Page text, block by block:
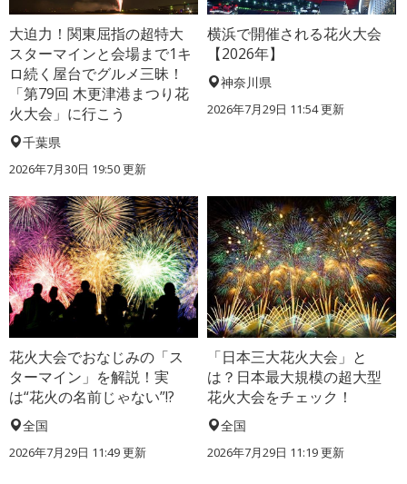
大迫力！関東屈指の超特大
スターマインと会場まで1キ
ロ続く屋台でグルメ三昧！
「第79回 木更津港まつり花
火大会」に行こう
千葉県
2026年7月30日 19:50 更新
横浜で開催される花火大会
【2026年】
神奈川県
2026年7月29日 11:54 更新
花火大会でおなじみの「ス
ターマイン」を解説！実
は“花火の名前じゃない”!?
全国
2026年7月29日 11:49 更新
「日本三大花火大会」と
は？日本最大規模の超大型
花火大会をチェック！
全国
2026年7月29日 11:19 更新